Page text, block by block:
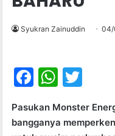
Syukran Zainuddin 04/
F
c
W
at itt
Pasukan Monster
bangganya